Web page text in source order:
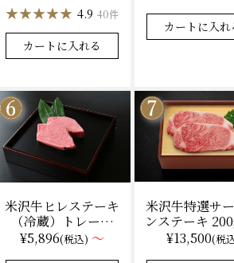
箱入
★★★★★
★★★★★ 4.9 40件
カートに入れる
★★★★★
★★★★★ 4.6
米沢牛ヒレステーキ
（冷蔵）トレー盛
り 130g×1枚から
量り売り
¥5,896(税込) ～
米沢牛特選サ
ンステーキ
枚（冷凍）送
料 化粧箱
¥13,500(税